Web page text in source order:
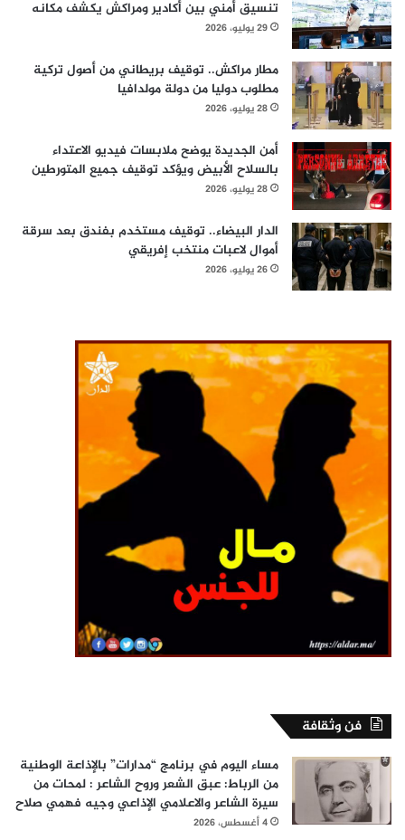
تنسيق أمني بين أكادير ومراكش يكشف مكانه
29 يوليو، 2026
مطار مراكش.. توقيف بريطاني من أصول تركية
مطلوب دوليا من دولة مولدافيا
28 يوليو، 2026
أمن الجديدة يوضح ملابسات فيديو الاعتداء
بالسلاح الأبيض ويؤكد توقيف جميع المتورطين
28 يوليو، 2026
الدار البيضاء.. توقيف مستخدم بفندق بعد سرقة
أموال لاعبات منتخب إفريقي
26 يوليو، 2026
فن وثقافة
مساء اليوم في برنامج “مدارات” بالإذاعة الوطنية
من الرباط: عبق الشعر وروح الشاعر : لمحات من
سيرة الشاعر والاعلامي الإذاعي وجيه فهمي صلاح
4 أغسطس، 2026